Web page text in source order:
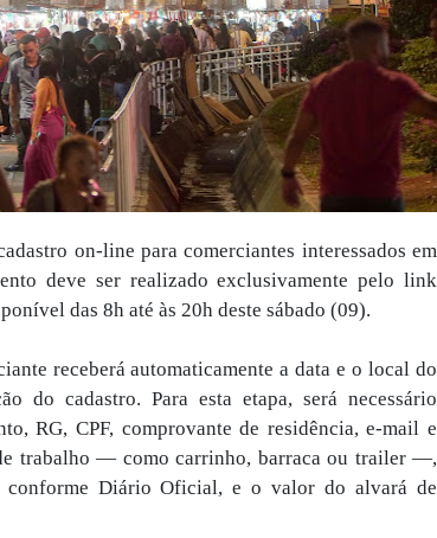
on-line para comerciantes interessados em
deve ser realizado exclusivamente pelo link
das 8h até às 20h deste sábado (09).
receberá automaticamente a data e o local do
do cadastro. Para esta etapa, será necessário
RG, CPF, comprovante de residência, e-mail e
trabalho — como carrinho, barraca ou trailer —,
conforme Diário Oficial, e o valor do alvará de